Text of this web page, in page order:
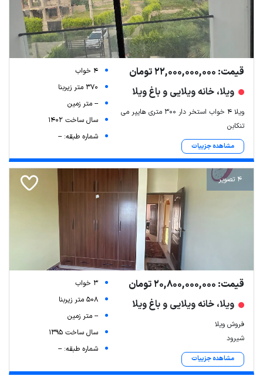
قیمت: 22,000,000,000 تومان
ویلا، خانه ویلایی و باغ ویلا
ویلا ۴ خواب استخر دار ۳۰۰ متری هایپر می
تنکابن
مشاهده جزییات
4 خواب
370 متر زیربنا
-- متر زمین
سال ساخت 1402
شماره طبقه: --
4 تصویر
قیمت: 20,800,000,000 تومان
ویلا، خانه ویلایی و باغ ویلا
فروش ویلا
شیرود
مشاهده جزییات
3 خواب
508 متر زیربنا
-- متر زمین
سال ساخت 1395
شماره طبقه: --